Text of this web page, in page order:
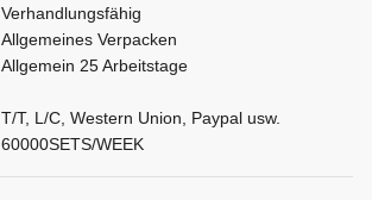
Verhandlungsfähig
Allgemeines Verpacken
Allgemein 25 Arbeitstage
T/T, L/C, Western Union, Paypal usw.
60000SETS/WEEK